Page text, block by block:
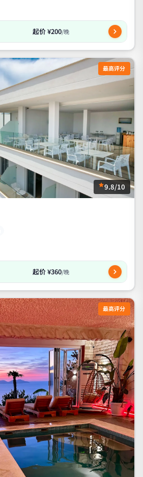
起价 ¥200/晚
最高评分
9.8/10
起价 ¥360/晚
最高评分